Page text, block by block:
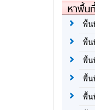
หาพื้น
พื้น
พื้น
พื้น
พื้น
พื้น